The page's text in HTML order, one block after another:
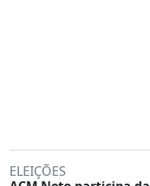
ELEIÇÕES